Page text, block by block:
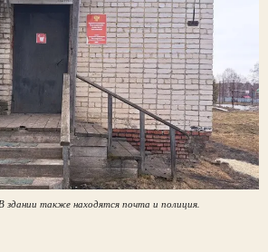
здании также находятся почта и полиция.